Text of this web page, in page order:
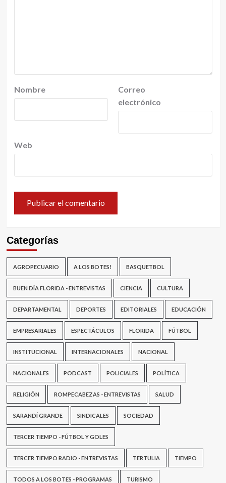
Nombre
Correo
electrónico
Web
Categorías
AGROPECUARIO A LOS BOTES! BASQUETBOL
BUEN DÍA FLORIDA - ENTREVISTAS CIENCIA CULTURA
DEPARTAMENTAL DEPORTES EDITORIALES EDUCACIÓN
EMPRESARIALES ESPECTÁCULOS FLORIDA FÚTBOL
INSTITUCIONAL INTERNACIONALES NACIONAL
NACIONALES PODCAST POLICIALES POLÍTICA
RELIGIÓN ROMPECABEZAS - ENTREVISTAS SALUD
SARANDÍ GRANDE SINDICALES SOCIEDAD
TERCER TIEMPO - FÚTBOL Y GOLES
TERCER TIEMPO RADIO - ENTREVISTAS TERTULIA TIEMPO
TODOS A LOS BOTES - PROGRAMAS TURISMO